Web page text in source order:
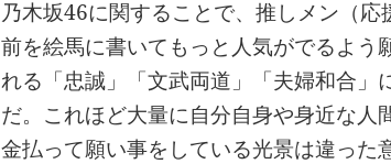
乃木坂46に関することで、推しメン（
前を絵馬に書いてもっと人気がでるよう
れる「忠誠」「文武両道」「夫婦和合」
だ。これほど大量に自分自身や身近な人
金払って願い事をしている光景は違っ